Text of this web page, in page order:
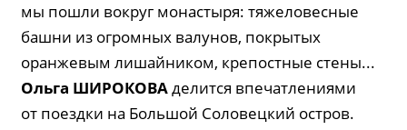
мы пошли вокруг монастыря: тяжеловесные
башни из огромных валунов, покрытых
оранжевым лишайником, крепостные стены...
Ольга ШИРОКОВАделится впечатлениями
от поездки на Большой Соловецкий остров.